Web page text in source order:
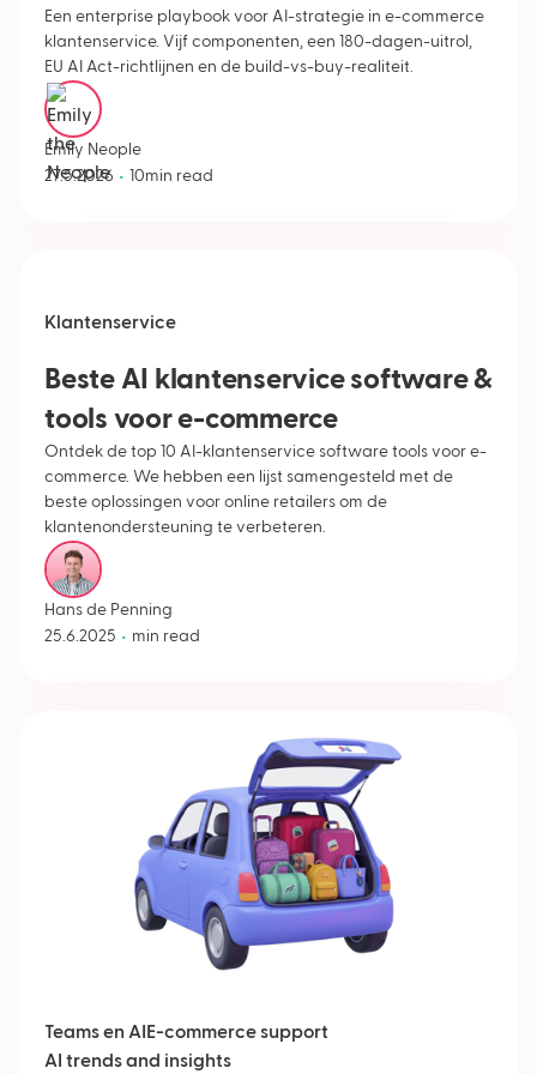
Een enterprise playbook voor AI-strategie in e-commerce
klantenservice. Vijf componenten, een 180-dagen-uitrol,
EU AI Act-richtlijnen en de build-vs-buy-realiteit.
Emily Neople
27.5.2026 • 10min read
Klantenservice
Beste AI klantenservice software &
tools voor e-commerce
Ontdek de top 10 AI-klantenservice software tools voor e-
commerce. We hebben een lijst samengesteld met de
beste oplossingen voor online retailers om de
klantenondersteuning te verbeteren.
Hans de Penning
25.6.2025 • min read
Teams en AIE-commerce support
AI trends and insights